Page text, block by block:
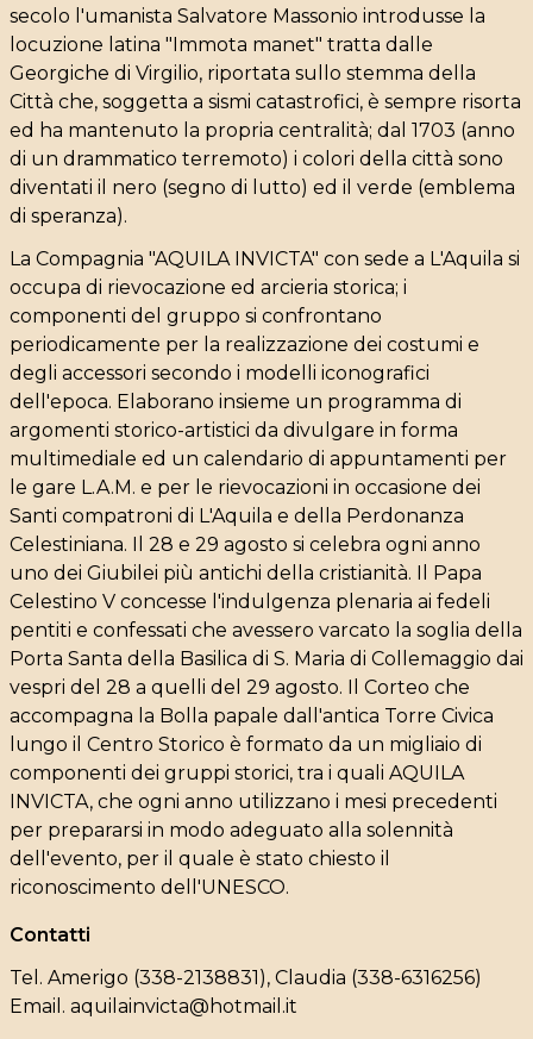
secolo l'umanista Salvatore Massonio introdusse la
locuzione latina "Immota manet" tratta dalle
Georgiche di Virgilio, riportata sullo stemma della
Città che, soggetta a sismi catastrofici, è sempre risorta
ed ha mantenuto la propria centralità; dal 1703 (anno
di un drammatico terremoto) i colori della città sono
diventati il nero (segno di lutto) ed il verde (emblema
di speranza).
La Compagnia "AQUILA INVICTA" con sede a L'Aquila si
occupa di rievocazione ed arcieria storica; i
componenti del gruppo si confrontano
periodicamente per la realizzazione dei costumi e
degli accessori secondo i modelli iconografici
dell'epoca. Elaborano insieme un programma di
argomenti storico-artistici da divulgare in forma
multimediale ed un calendario di appuntamenti per
le gare L.A.M. e per le rievocazioni in occasione dei
Santi compatroni di L'Aquila e della Perdonanza
Celestiniana. Il 28 e 29 agosto si celebra ogni anno
uno dei Giubilei più antichi della cristianità. Il Papa
Celestino V concesse l'indulgenza plenaria ai fedeli
pentiti e confessati che avessero varcato la soglia della
Porta Santa della Basilica di S. Maria di Collemaggio dai
vespri del 28 a quelli del 29 agosto. Il Corteo che
accompagna la Bolla papale dall'antica Torre Civica
lungo il Centro Storico è formato da un migliaio di
componenti dei gruppi storici, tra i quali AQUILA
INVICTA, che ogni anno utilizzano i mesi precedenti
per prepararsi in modo adeguato alla solennità
dell'evento, per il quale è stato chiesto il
riconoscimento dell'UNESCO.
Contatti
Tel. Amerigo (338-2138831), Claudia (338-6316256)
Email. aquilainvicta@hotmail.it